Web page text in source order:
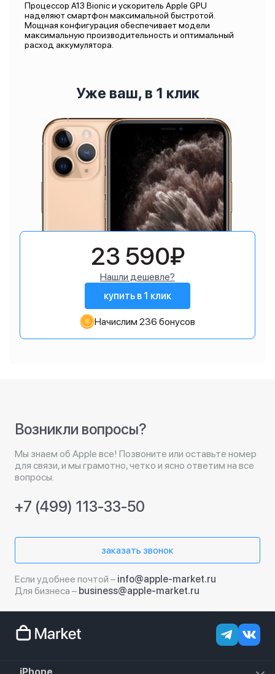
Процессор A13 Bionic и ускоритель Apple GPU
наделяют смартфон максимальной быстротой.
Мощная конфигурация обеспечивает модели
максимальную производительность и оптимальный
расход аккумулятора.
Уже ваш, в 1 клик
23 590₽
Нашли дешевле?
купить в 1 клик
Начислим 236 бонусов
Возникли вопросы?
Мы знаем об Apple все! Позвоните или оставьте номер
для связи, и мы грамотно, четко и ясно ответим на все
вопросы.
+7 (499) 113-33-50
заказать звонок
Если удобнее почтой – info@apple-market.ru
Для бизнеса – business@apple-market.ru